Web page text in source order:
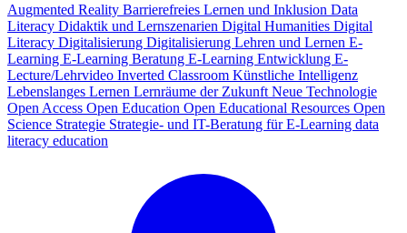
Augmented Reality Barrierefreies Lernen und Inklusion Data
Literacy Didaktik und Lernszenarien Digital Humanities Digital
Literacy Digitalisierung Digitalisierung Lehren und Lernen E-
Learning E-Learning Beratung E-Learning Entwicklung E-
Lecture/Lehrvideo Inverted Classroom Künstliche Intelligenz
Lebenslanges Lernen Lernräume der Zukunft Neue Technologie
Open Access Open Education Open Educational Resources Open
Science Strategie Strategie- und IT-Beratung für E-Learning data
literacy education